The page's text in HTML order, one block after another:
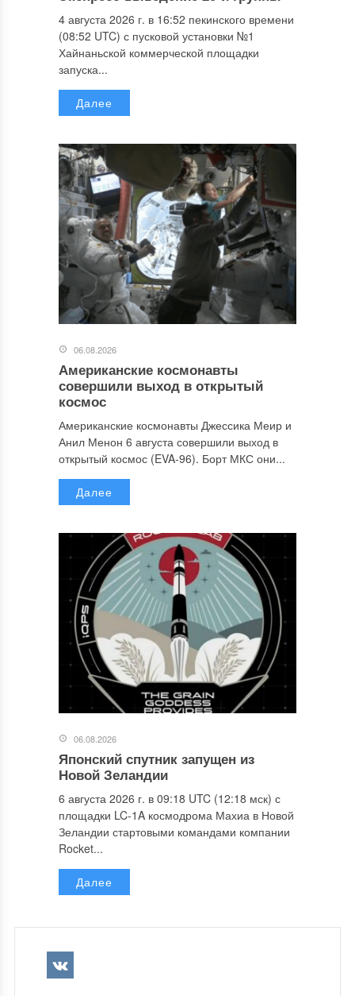
4 августа 2026 г. в 16:52 пекинского времени
(08:52 UTC) с пусковой установки №1
Хайнаньской коммерческой площадки
запуска...
Далее
06.08.2026
Американские космонавты
совершили выход в открытый
космос
Американские космонавты Джессика Меир и
Анил Менон 6 августа совершили выход в
открытый космос (EVA-96). Борт МКС они...
Далее
06.08.2026
Японский спутник запущен из
Новой Зеландии
6 августа 2026 г. в 09:18 UTC (12:18 мск) с
площадки LC-1A космодрома Махиа в Новой
Зеландии стартовыми командами компании
Rocket...
Далее